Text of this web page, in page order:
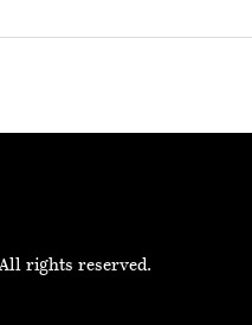
rights reserved.